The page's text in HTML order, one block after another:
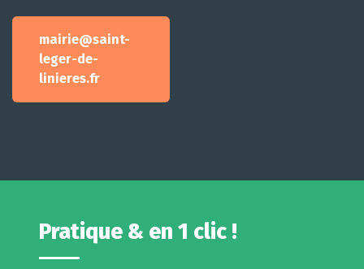
mairie@saint-
leger-de-
linieres.fr
Pratique & en 1 clic !